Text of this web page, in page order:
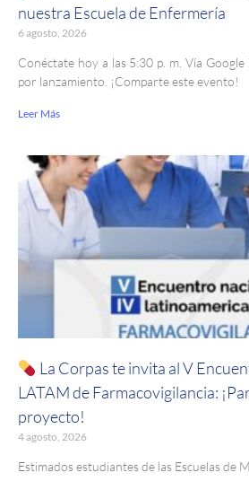
nuestra Escuela de Enfermería
6 agosto, 2026
Conéctate hoy a las 5:30 p. m. Vía
por lanzamiento. ¡Comparte este evento!
Leer Más
La Corpas te invita al V
LATAM de Farmacovigilancia:
proyecto!
4 agosto, 2026
Estimados estudiantes de las Escuelas de